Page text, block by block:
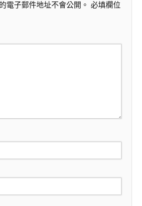
電子郵件地址不會公開。 必填欄位